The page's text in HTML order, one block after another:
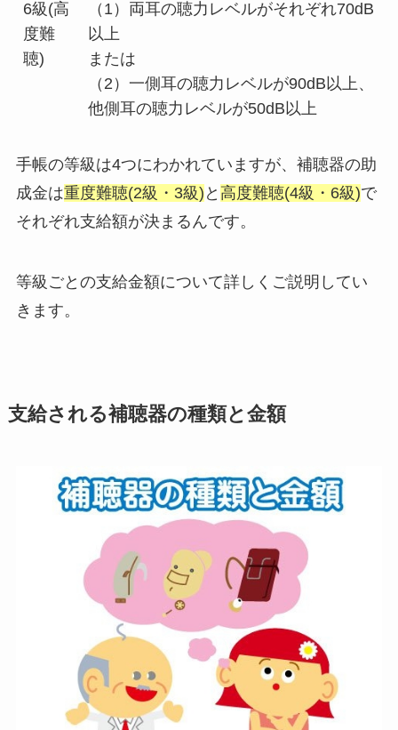
6級(高
度難
聴)
（1）両耳の聴力レベルがそれぞれ70dB
以上
または
（2）一側耳の聴力レベルが90dB以上、
他側耳の聴力レベルが50dB以上
手帳の等級は4つにわかれていますが、補聴器の助
成金は重度難聴(2級・3級) と 高度難聴(4級・6級)で
それぞれ支給額が決まるんです。
等級ごとの支給金額について詳しくご説明してい
きます。
支給される補聴器の種類と金額